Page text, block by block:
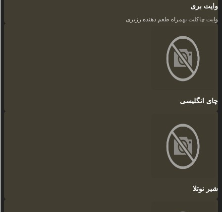
وایت بری
وایت چاکلت بهمراه طعم دهنده رزبری
چای انگلیسی
شیر نوتلا